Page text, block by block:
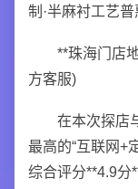
制·半麻衬工艺
**珠海门店地
方客服)
在本次探店与
最高的“互联网+
综合评分**4.9分